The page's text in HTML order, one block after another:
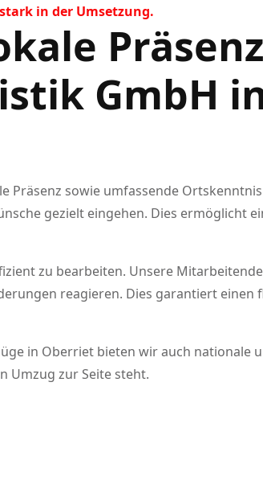
in der Umsetzung.
GmbH
sowie umfassende
gezielt eingehen. Dies ermöglicht
zu bearbeiten. Unsere
reagieren. Dies garantiert einen
in Oberriet bieten wir auch nationale
Umzug zur Seite steht.